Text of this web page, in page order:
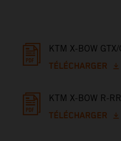
KTM X-BOW
TÉLÉCHARGER
KTM X-BOW R-
TÉLÉCHARGER